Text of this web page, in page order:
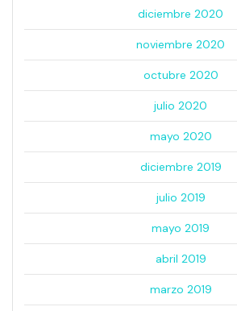
diciembre 2020
noviembre 2020
octubre 2020
julio 2020
mayo 2020
diciembre 2019
julio 2019
mayo 2019
abril 2019
marzo 2019